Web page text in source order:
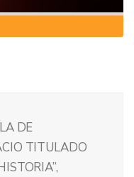
DE
TITULADO